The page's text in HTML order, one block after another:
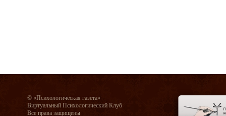
© «Психологическая газета»
Виртуальный Психологический Клуб
Все права защищены